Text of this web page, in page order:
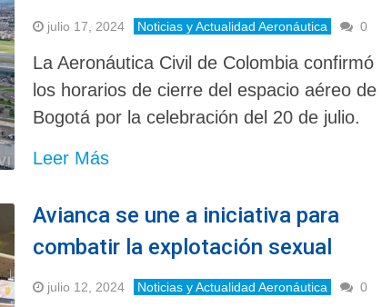
julio 17, 2024 Noticias y Actualidad Aeronáutica 0
La Aeronáutica Civil de Colombia confirmó
los horarios de cierre del espacio aéreo de
Bogotá por la celebración del 20 de julio.
Leer Más
Avianca se une a iniciativa para
combatir la explotación sexual
julio 12, 2024 Noticias y Actualidad Aeronáutica 0